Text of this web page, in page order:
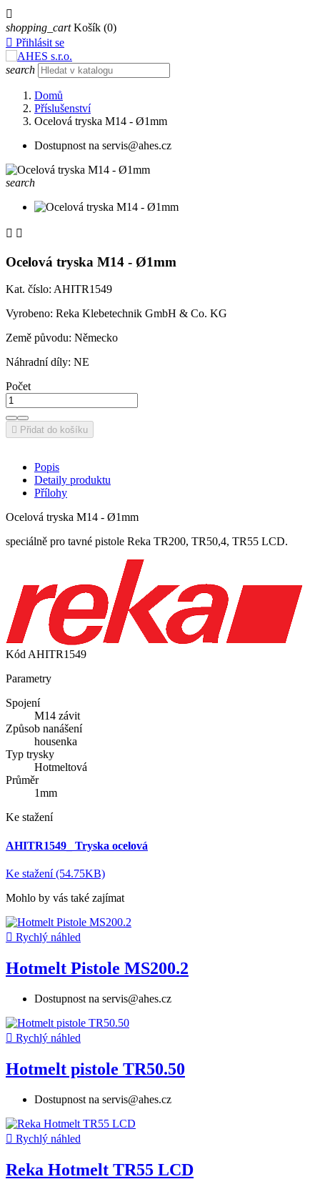

shopping_cart Košík (0)
 Přihlásit se
search
Domů
Příslušenství
Ocelová tryska M14 - Ø1mm
Dostupnost na servis@ahes.cz
search
 
Ocelová tryska M14 - Ø1mm
Kat. číslo: AHITR1549
Vyrobeno: Reka Klebetechnik GmbH & Co. KG
Země původu: Německo
Náhradní díly: NE
Počet
 Přidat do košíku
Popis
Detaily produktu
Přílohy
Ocelová tryska M14 - Ø1mm
speciálně pro tavné pistole Reka TR200, TR50,4, TR55 LCD.
KódAHITR1549
Parametry
Spojení
M14 závit
Způsob nanášení
housenka
Typ trysky
Hotmeltová
Průměr
1mm
Ke stažení
AHITR1549_ Tryska ocelová
Ke stažení (54.75KB)
Mohlo by vás také zajímat
 Rychlý náhled
Hotmelt Pistole MS200.2
Dostupnost na servis@ahes.cz
 Rychlý náhled
Hotmelt pistole TR50.50
Dostupnost na servis@ahes.cz
 Rychlý náhled
Reka Hotmelt TR55 LCD